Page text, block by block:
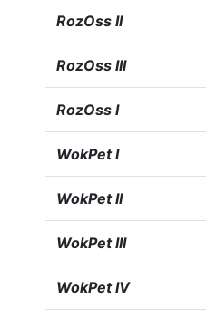
RozOss II
RozOss III
RozOss I
WokPet I
WokPet II
WokPet III
WokPet IV